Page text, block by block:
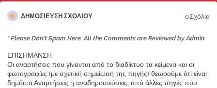
ΔΗΜΟΣΊΕΥΣΗ ΣΧΟΛΊΟΥ 0Σχόλια
* Please Don't Spam Here. All the Comments are Reviewed by Admin.
ΕΠΙΣΗΜΑΝΣΗ
Οι αναρτήσεις που γίνονται από το διαδίκτυο τα κείμενα και οι
φωτογραφίες (με σχετική σημείωση της πηγής) θεωρούμε ότι είναι
δημόσια.Αναρτήσεις η αναδημοσιεύσεις, από άλλες πηγές που